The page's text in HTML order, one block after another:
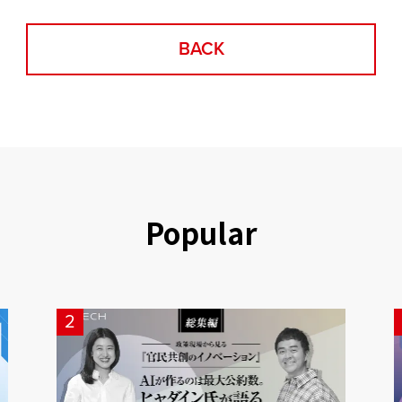
BACK
Popular
2